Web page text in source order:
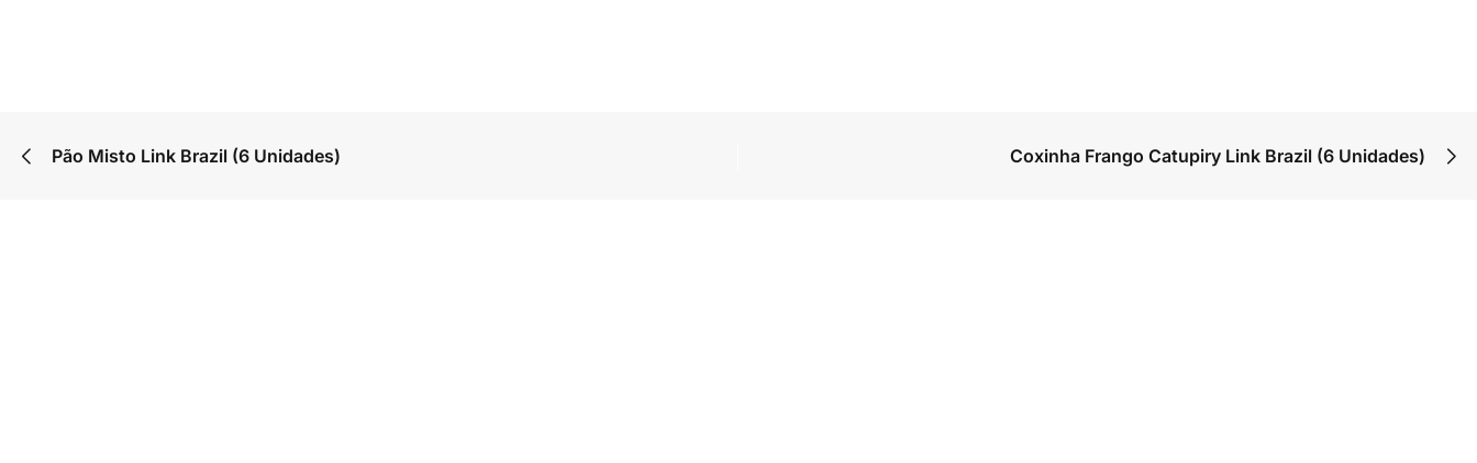
Pão Misto Link Brazil (6 Unidades) Coxinha Frango Catupiry Link Brazil (6 Unidades)